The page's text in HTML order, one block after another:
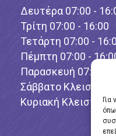
Δευτέρα 07:00 -
Τρίτη 07:00 - 16:00
Τετάρτη 07:00 -
Πέμπτη 07:00 -
Παρασκευή 07:00 -
Σάββατο Κλειστό
Κυριακή Κλειστό